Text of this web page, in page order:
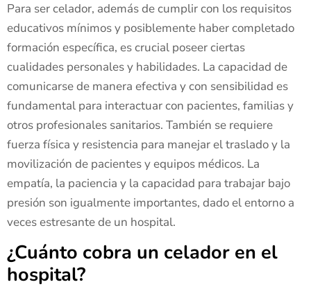
Para ser celador, además de cumplir con los requisitos
educativos mínimos y posiblemente haber completado
formación específica, es crucial poseer ciertas
cualidades personales y habilidades. La capacidad de
comunicarse de manera efectiva y con sensibilidad es
fundamental para interactuar con pacientes, familias y
otros profesionales sanitarios. También se requiere
fuerza física y resistencia para manejar el traslado y la
movilización de pacientes y equipos médicos. La
empatía, la paciencia y la capacidad para trabajar bajo
presión son igualmente importantes, dado el entorno a
veces estresante de un hospital.
¿Cuánto cobra un celador en el
hospital?